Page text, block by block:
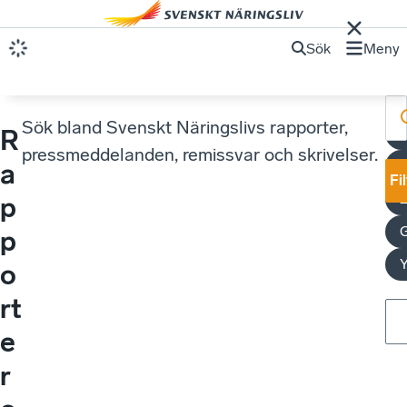
Sök Meny
R
a
p
p
o
rt
e
r
Sök bland Svenskt Näringslivs rapporter,
pressmeddelanden, remissvar och skrivelser.